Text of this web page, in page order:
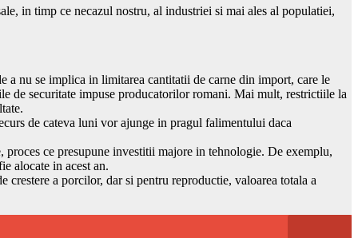
in timp ce necazul nostru, al industriei si mai ales al populatiei,
a nu se implica in limitarea cantitatii de carne din import, care le
de securitate impuse producatorilor romani. Mai mult, restrictiile la
de cateva luni vor ajunge in pragul falimentului daca
proces ce presupune investitii majore in tehnologie. De exemplu,
alocate in acest an.
a porcilor, dar si pentru reproductie, valoarea totala a